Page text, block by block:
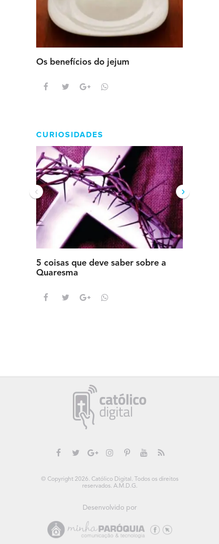
Os benefícios do jejum
CURIOSIDADES
5 coisas que deve saber sobre a
Quaresma
‹ ›
© Copyright 2026. Católico Digital. Todos os direitos
reservados. A.M.D.G.
Desenvolvido por